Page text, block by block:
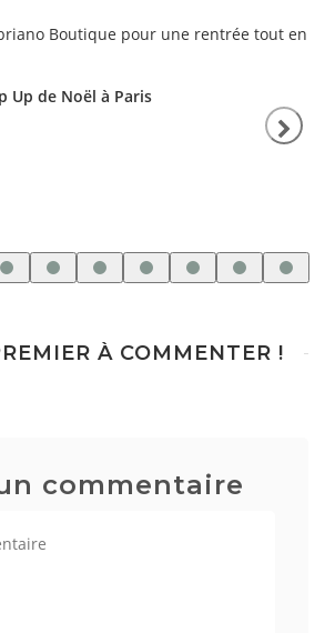
Up de Noël à Paris
À COMMENTER !
commentaire